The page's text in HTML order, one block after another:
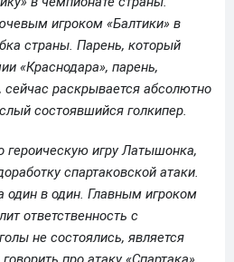
игроком «Балтики» в
страны. Парень, который
«Краснодара», парень,
раскрывается абсолютно
состоявшийся голкипер.
игру Латышонка,
спартаковской атаки.
один в один. Главным игроком
ответственность с
не состоялись, является